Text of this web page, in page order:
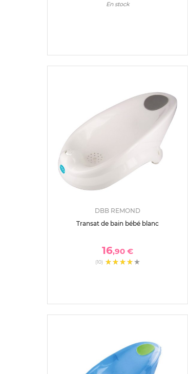
En stock
DBB REMOND
Transat de bain bébé blanc
16,90 €
(10)